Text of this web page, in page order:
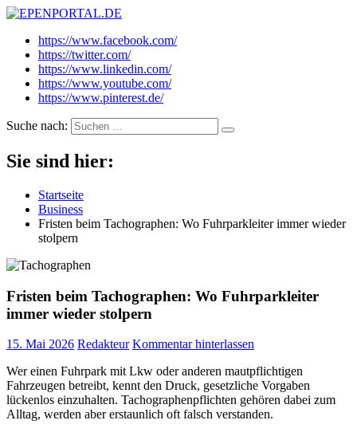
EPENPORTAL.DE
Epische News aus Politik, Finanzen & Gesellschaft
https://www.facebook.com/
https://twitter.com/
https://www.linkedin.com/
https://www.youtube.com/
https://www.pinterest.de/
Suche nach:
Sie sind hier:
Startseite
Business
Fristen beim Tachographen: Wo Fuhrparkleiter immer wieder
stolpern
Fristen beim Tachographen: Wo Fuhrparkleiter
immer wieder stolpern
15. Mai 2026 Redakteur Kommentar hinterlassen
Wer einen Fuhrpark mit Lkw oder anderen mautpflichtigen
Fahrzeugen betreibt, kennt den Druck, gesetzliche Vorgaben
lückenlos einzuhalten. Tachographenpflichten gehören dabei zum
Alltag, werden aber erstaunlich oft falsch verstanden.